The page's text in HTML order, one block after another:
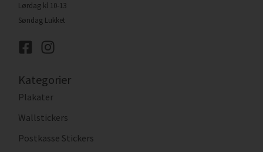
Lørdag kl 10-13
Søndag Lukket
Kategorier
Plakater
Wallstickers
Postkasse Stickers